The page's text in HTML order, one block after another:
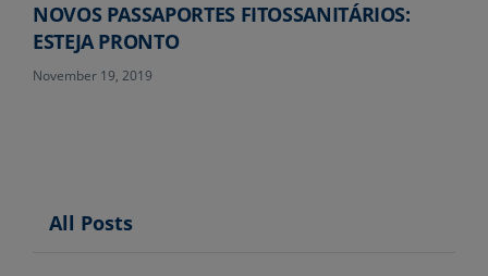
All Posts
NOVOS PASSAPORTES FITOSSANITÁRIOS:
ESTEJA PRONTO
November 19, 2019